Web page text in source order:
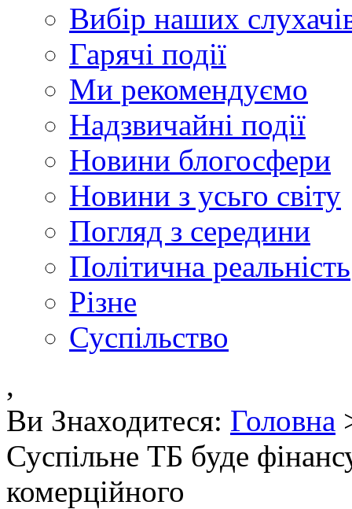
Вибір наших
Гарячі події
Ми рекомендуємо
Надзвичайні події
Новини блогосфери
Новини з усьго світу
Погляд з середини
Політична реальність
Різне
Суспільство
,
Ви Знаходитеся: Головна
Суспільне ТБ буде
комерційного